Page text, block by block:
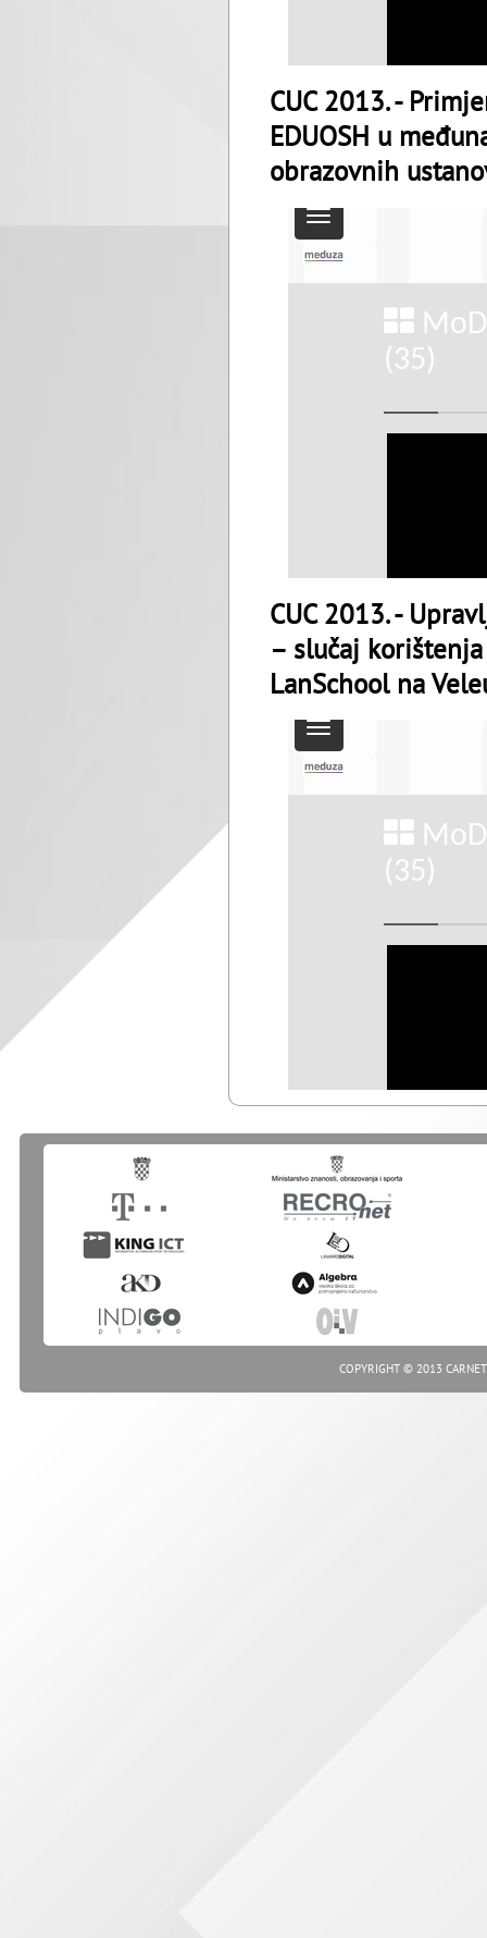
CUC 2013. -
EDUOSH u
obrazovnih
CUC 2013. -
– slučaj
LanSchool na
COPYRIGHT © 2013